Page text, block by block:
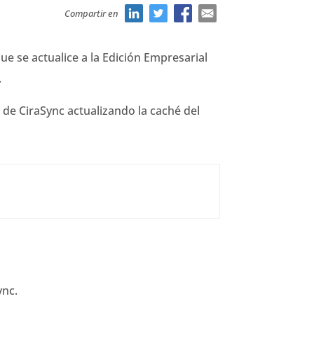
Compartir en
se actualice a la Edición Empresarial
CiraSync actualizando la caché del